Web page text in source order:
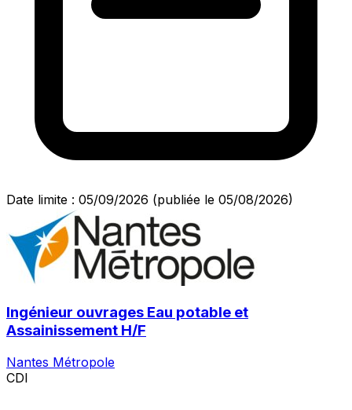
Date limite : 05/09/2026 (publiée le 05/08/2026)
Ingénieur ouvrages Eau potable et
Assainissement H/F
Nantes Métropole
CDI